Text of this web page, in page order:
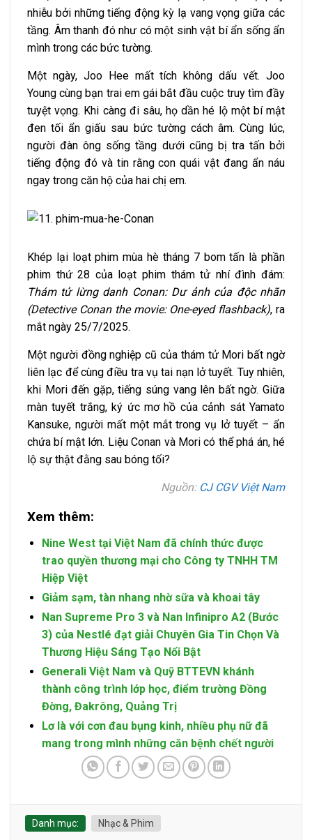
nhiễu bởi những tiếng động kỳ lạ vang vọng giữa các
tầng. Âm thanh đó như có một sinh vật bí ẩn sống ẩn
mình trong các bức tường.
Một ngày, Joo Hee mất tích không dấu vết. Joo
Young cùng bạn trai em gái bắt đầu cuộc truy tìm đầy
tuyệt vọng. Khi càng đi sâu, họ dần hé lộ một bí mật
đen tối ẩn giấu sau bức tường cách âm. Cùng lúc,
người đàn ông sống tầng dưới cũng bị tra tấn bởi
tiếng động đó và tin rằng con quái vật đang ẩn náu
ngay trong căn hộ của hai chị em.
Khép lại loạt phim mùa hè tháng 7 bom tấn là phần
phim thứ 28 của loạt phim thám tử nhí đình đám:
Thám tử lừng danh Conan: Dư ảnh của độc nhãn
(Detective Conan the movie: One-eyed flashback), ra
mắt ngày 25/7/2025.
Một người đồng nghiệp cũ của thám tử Mori bất ngờ
liên lạc để cùng điều tra vụ tai nạn lở tuyết. Tuy nhiên,
khi Mori đến gặp, tiếng súng vang lên bất ngờ. Giữa
màn tuyết trắng, ký ức mơ hồ của cảnh sát Yamato
Kansuke, người mất một mắt trong vụ lở tuyết – ẩn
chứa bí mật lớn. Liệu Conan và Mori có thể phá án, hé
lộ sự thật đằng sau bóng tối?
Nguồn: CJ CGV Việt Nam
Xem thêm:
Nine West tại Việt Nam đã chính thức được
trao quyền thương mại cho Công ty TNHH TM
Hiệp Việt
Giảm sạm, tàn nhang nhờ sữa và khoai tây
Nan Supreme Pro 3 và Nan Infinipro A2 (Bước
3) của Nestlé đạt giải Chuyên Gia Tin Chọn Và
Thương Hiệu Sáng Tạo Nổi Bật
Generali Việt Nam và Quỹ BTTEVN khánh
thành công trình lớp học, điểm trường Đồng
Đờng, Đakrông, Quảng Trị
Lơ là với cơn đau bụng kinh, nhiều phụ nữ đã
mang trong mình những căn bệnh chết người
Danh mục: Nhạc & Phim